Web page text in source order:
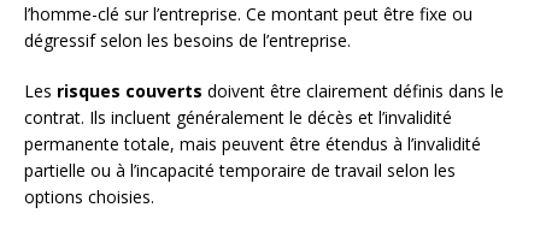
l’homme-clé sur l’entreprise. Ce montant peut être fixe ou
dégressif selon les besoins de l’entreprise.
Les risques couverts doivent être clairement définis dans le
contrat. Ils incluent généralement le décès et l’invalidité
permanente totale, mais peuvent être étendus à l’invalidité
partielle ou à l’incapacité temporaire de travail selon les
options choisies.